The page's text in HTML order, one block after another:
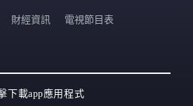
財經資訊 電視節目表
下載app應用程式